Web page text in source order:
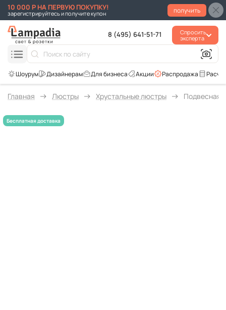
10 000 Р НА ПЕРВУЮ ПОКУПКУ!
зарегистрируйтесь и получите купон получить
8 (495) 641-51-71
Спросить
эксперта
Распродажа
Акции
Для бизнеса
Главная Люстры Хрустальные люстры Подвесная